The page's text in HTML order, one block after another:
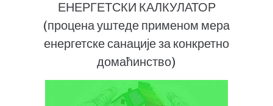
ЕНЕРГЕТСКИ КАЛКУЛАТОР
(процена уштеде применом мера
енергетске санације за конкретно
домаћинство)